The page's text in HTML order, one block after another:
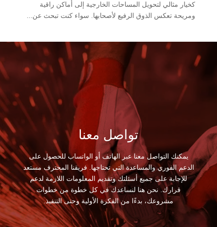
كخيار مثالي لتحويل المساحات الخارجية إلى أماكن راقية
ومريحة تعكس الذوق الرفيع لأصحابها. سواء كنت تبحث عن...
تواصل معنا
يمكنك التواصل معنا عبر الهاتف أو الواتساب للحصول على
الدعم الفوري والمساعدة التي تحتاجها. فريقنا المحترف مستعد
للإجابة على جميع أسئلتك وتقديم المعلومات اللازمة لدعم
قرارك. نحن هنا لنساعدك في كل خطوة من خطوات
مشروعك، بدءًا من الفكرة الأولية وحتى التنفيذ.